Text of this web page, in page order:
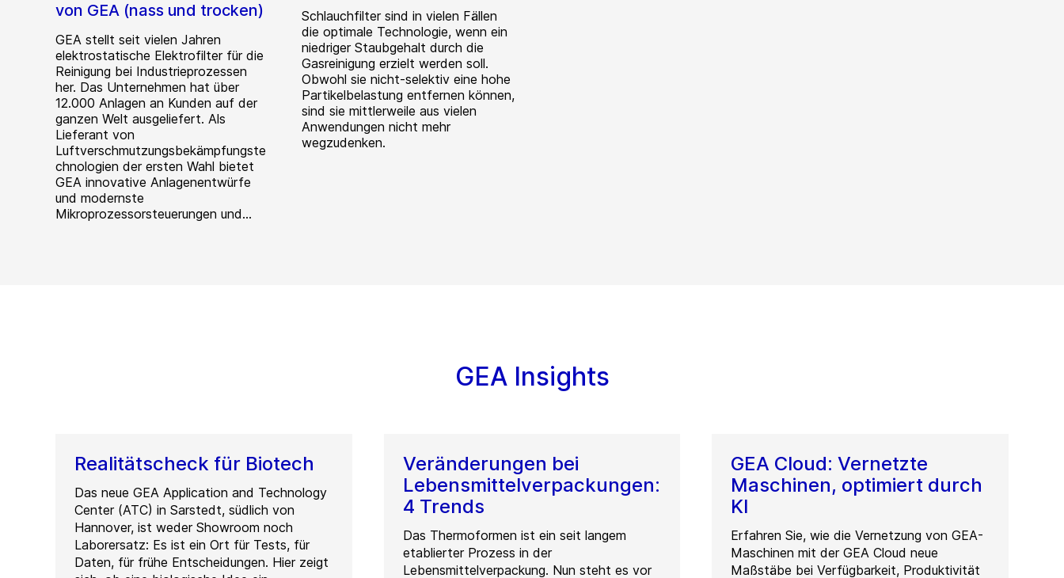
von GEA (nass und trocken)
GEA stellt seit vielen Jahren
elektrostatische Elektrofilter für die
Reinigung bei Industrieprozessen
her. Das Unternehmen hat über
12.000 Anlagen an Kunden auf der
ganzen Welt ausgeliefert. Als
Lieferant von
Luftverschmutzungsbekämpfungste
chnologien der ersten Wahl bietet
GEA innovative Anlagenentwürfe
und modernste
Mikroprozessorsteuerungen und...
Schlauchfilter sind in vielen Fällen
die optimale Technologie, wenn ein
niedriger Staubgehalt durch die
Gasreinigung erzielt werden soll.
Obwohl sie nicht-selektiv eine hohe
Partikelbelastung entfernen können,
sind sie mittlerweile aus vielen
Anwendungen nicht mehr
wegzudenken.
GEA Insights
Realitätscheck für Biotech
Das neue GEA Application and Technology
Center (ATC) in Sarstedt, südlich von
Hannover, ist weder Showroom noch
Laborersatz: Es ist ein Ort für Tests, für
Daten, für frühe Entscheidungen. Hier zeigt
Veränderungen bei
Lebensmittelverpackungen:
4 Trends
Das Thermoformen ist ein seit langem
etablierter Prozess in der
Lebensmittelverpackung. Nun steht es vor
GEA Cloud: Vernetzte
Maschinen, optimiert durch
KI
Erfahren Sie, wie die Vernetzung von GEA-
Maschinen mit der GEA Cloud neue
Maßstäbe bei Verfügbarkeit, Produktivität